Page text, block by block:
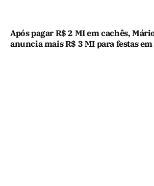
Após pagar R$ 2 MI em cachês,
anuncia mais R$ 3 MI para festas